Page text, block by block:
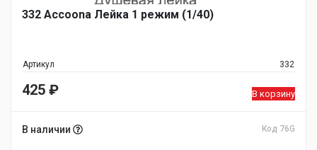
332 Accoona Лейка 1 режим (1/40)
Артикул 332
425 ₽ В корзину
В наличии Код 76G